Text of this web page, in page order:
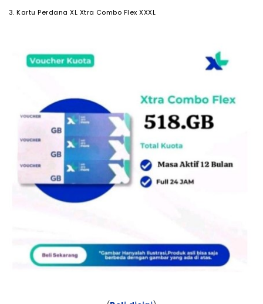
3. Kartu Perdana XL Xtra Combo Flex XXXL